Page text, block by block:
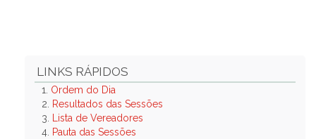
LINKS RÁPIDOS
1. Ordem do Dia
2.
Resultados das Sessões
3.
Lista de Vereadores
4. Pauta das Sessões